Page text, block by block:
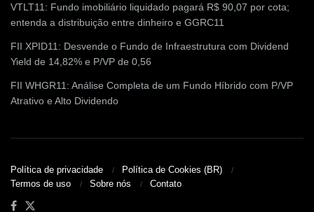
VTLT11: Fundo imobiliário liquidado pagará R$ 90,07 por cota;
entenda a distribuição entre dinheiro e GGRC11
FII XPID11: Desvende o Fundo de Infraestrutura com Dividend
Yield de 14,82% e P/VP de 0,56
FII WHGR11: Análise Completa de um Fundo Híbrido com P/VP
Atrativo e Alto Dividendo
Política de privacidade
Política de Cookies (BR)
Termos de uso
Sobre nós Contato